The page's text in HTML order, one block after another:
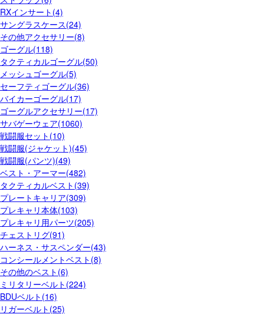
RXインサート(4)
サングラスケース(24)
その他アクセサリー(8)
ゴーグル(118)
タクティカルゴーグル(50)
メッシュゴーグル(5)
セーフティゴーグル(36)
バイカーゴーグル(17)
ゴーグルアクセサリー(17)
サバゲーウェア(1060)
戦闘服セット(10)
戦闘服(ジャケット)(45)
戦闘服(パンツ)(49)
ベスト・アーマー(482)
タクティカルベスト(39)
プレートキャリア(309)
プレキャリ本体(103)
プレキャリ用パーツ(205)
チェストリグ(91)
ハーネス・サスペンダー(43)
コンシールメントベスト(8)
その他のベスト(6)
ミリタリーベルト(224)
BDUベルト(16)
リガーベルト(25)